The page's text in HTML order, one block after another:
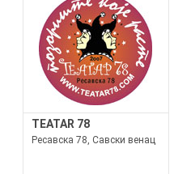
TEATAR 78
Ресавска 78, Савски венац